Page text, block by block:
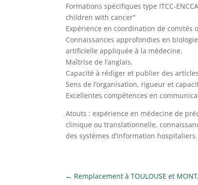
Formations spécifiques type ITCC-
children with cancer”
Expérience en coordination de comités
Connaissances approfondies en
artificielle appliquée à la médecine.
Maîtrise de l’anglais.
Capacité à rédiger et publier des
Sens de l’organisation, rigueur et
Excellentes compétences en
Atouts : expérience en médecine de
clinique ou translationnelle,
des systèmes d’information hospitaliers.
← Remplacement à TOULOUSE et